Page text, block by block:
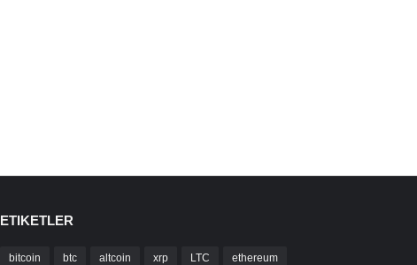
ETIKETLER
bitcoin btc altcoin xrp LTC ethereum